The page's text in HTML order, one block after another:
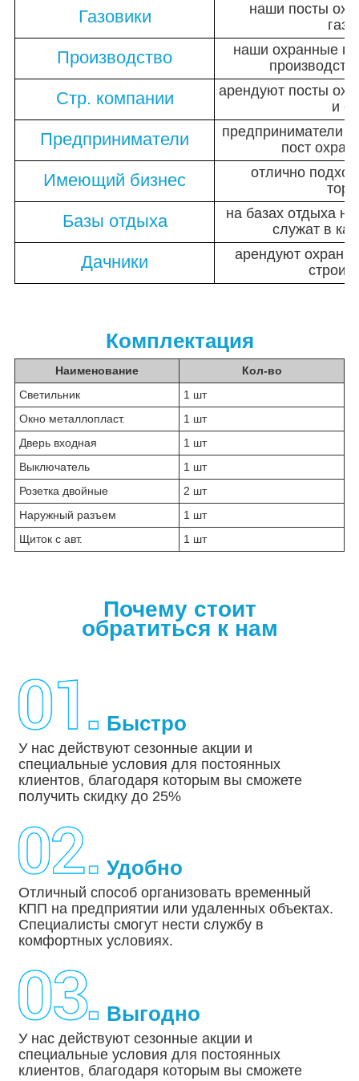
Газовики
наши посты
Производство
наши охранные
Стр. компании
арендуют посты
и
Предприниматели
предприниматели
пост
Имеющий бизнес
отлично
Базы отдыха
на базах отдыха
служат в
Дачники
арендуют
Комплектация
Наименование
Кол-во
Светильник
1 шт
Окно металлопласт.
1 шт
Дверь входная
1 шт
Выключатель
1 шт
Розетка двойные
2 шт
Наружный разъем
1 шт
Щиток с авт.
1 шт
Почему стоит
обратиться к нам
Быстро
У нас действуют сезонные акции и
специальные условия для постоянных
клиентов, благодаря которым вы сможете
получить скидку до 25%
Удобно
Отличный способ организовать временный
КПП на предприятии или удаленных объектах.
Специалисты смогут нести службу в
комфортных условиях.
Выгодно
У нас действуют сезонные акции и
специальные условия для постоянных
клиентов, благодаря которым вы сможете